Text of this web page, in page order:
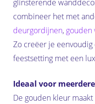
glinsterende
combineer het met
deurgordijnen, gouden
Zo creëer je
feestsetting met een
Ideaal voor
De gouden kleur